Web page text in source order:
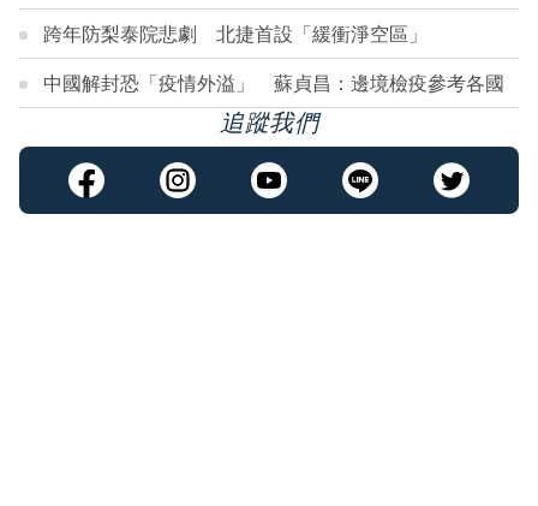
跨年防梨泰院悲劇 北捷首設「緩衝淨空區」
中國解封恐「疫情外溢」 蘇貞昌：邊境檢疫參考各國
追蹤我們